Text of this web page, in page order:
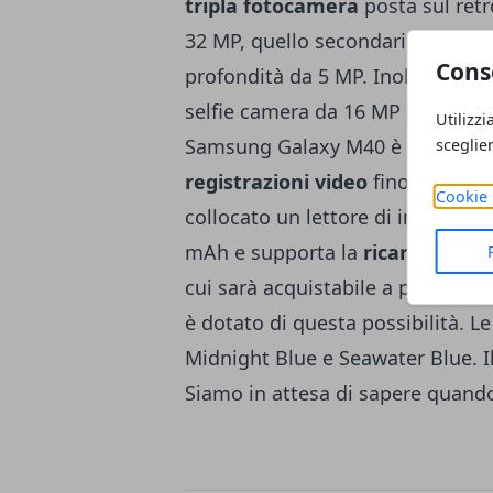
Cookie
tripla fotocamera posta sul
32 MP, quello secondario da 8
profondità da 5 MP. Inoltre tutto
selfie camera da 16 MP
Samsung Galaxy M40 è stato
registrazioni video fino ad una
collocato un lettore di impronte
mAh e supporta la ricarica
cui sarà acquistabile a partire
è dotato di questa possibilità.
Midnight Blue e Seawater Blue. Il
Siamo in attesa di sapere